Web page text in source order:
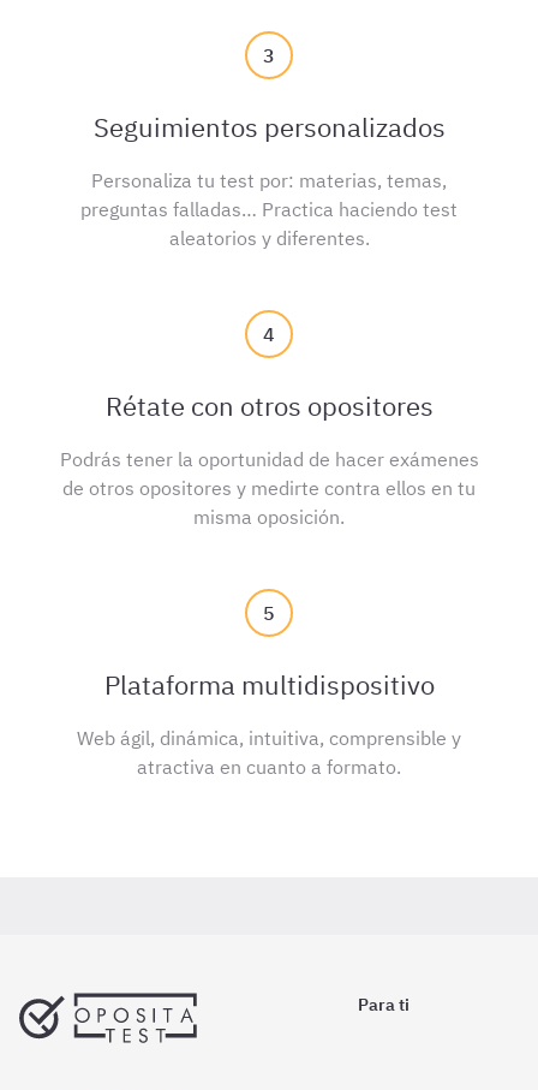
3
Seguimientos personalizados
Personaliza tu test por: materias, temas,
preguntas falladas… Practica haciendo test
aleatorios y diferentes.
4
Rétate con otros opositores
Podrás tener la oportunidad de hacer exámenes
de otros opositores y medirte contra ellos en tu
misma oposición.
5
Plataforma multidispositivo
Web ágil, dinámica, intuitiva, comprensible y
atractiva en cuanto a formato.
Para ti